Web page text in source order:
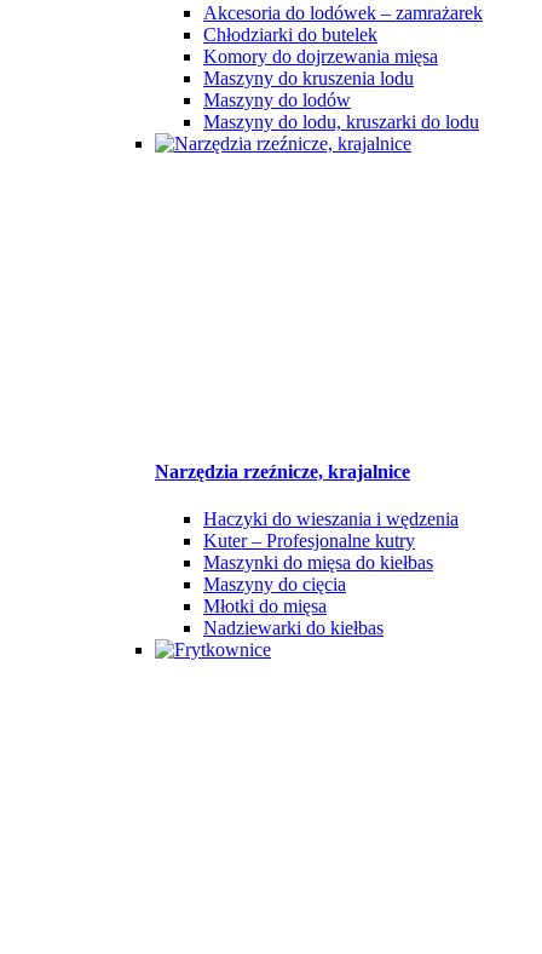
Akcesoria do lodówek – zamrażarek
Chłodziarki do butelek
Komory do dojrzewania mięsa
Maszyny do kruszenia lodu
Maszyny do lodów
Maszyny do lodu, kruszarki do lodu
Narzędzia rzeźnicze, krajalnice
Haczyki do wieszania i wędzenia
Kuter – Profesjonalne kutry
Maszynki do mięsa do kiełbas
Maszyny do cięcia
Młotki do mięsa
Nadziewarki do kiełbas